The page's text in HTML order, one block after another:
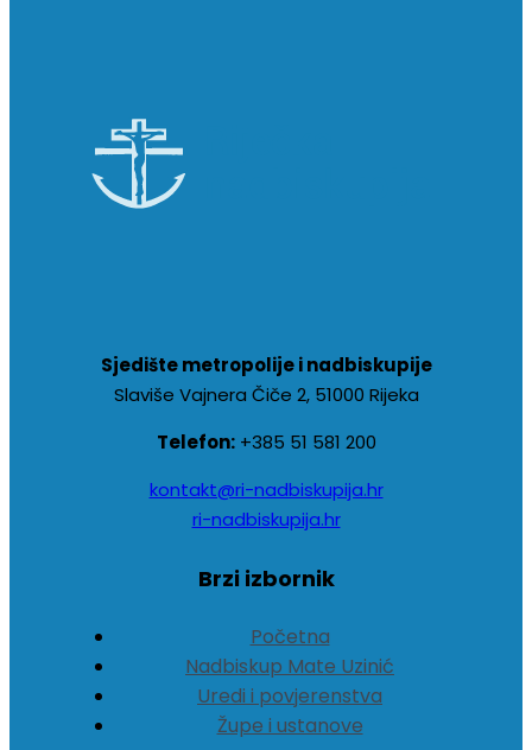
Sjedište metropolije i nadbiskupije
Slaviše Vajnera Čiče 2, 51000 Rijeka
Telefon:+385 51 581 200
kontakt@ri-nadbiskupija.hr
ri-nadbiskupija.hr
Brzi izbornik
Početna
Nadbiskup Mate Uzinić
Uredi i povjerenstva
Župe i ustanove